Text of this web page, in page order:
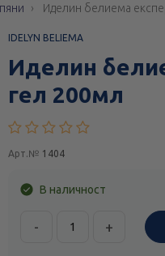
Иделин белиема
IDELYN BELIEMA
Иделин
гел 200мл
Арт.№ 1404
В наличност
- +